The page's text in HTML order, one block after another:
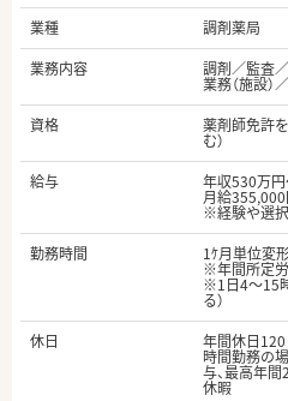
業種
調剤薬局
業務内容
調剤／監査
業務（施設）
資格
薬剤師免許
む）
給与
年収530万
月給
※経験や選
勤務時間
1ｹ月単位変
※年間所定
※1日4～15
る）
休日
年間休日
時間勤務の
与、最高年間
休暇